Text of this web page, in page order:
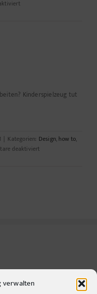
verwalten
für
Kinderspielzeug tut
| Kategorien: Design, how to,
deaktiviertfür